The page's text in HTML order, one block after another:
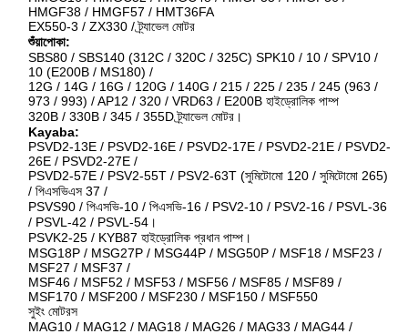
HMGF38 / HMGF57 / HMT36FA
EX550-3 / ZX330 / ট্র্যাভেল মোটর
শুঁয়াপোকা:
SBS80 / SBS140 (312C / 320C / 325C) SPK10 / 10 / SPV10 /
10 (E200B / MS180) /
12G / 14G / 16G / 120G / 140G / 215 / 225 / 235 / 245 (963 /
973 / 993) / AP12 / 320 / VRD63 / E200B হাইড্রোলিক পাম্প
320B / 330B / 345 / 355D ট্র্যাভেল মোটর।
Kayaba:
PSVD2-13E / PSVD2-16E / PSVD2-17E / PSVD2-21E / PSVD2-
26E / PSVD2-27E /
PSVD2-57E / PSV2-55T / PSV2-63T (সুমিটোমো 120 / সুমিটোমো 265)
/ পিএসভিএস 37 /
PSVS90 / পিএসভি-10 / পিএসভি-16 / PSV2-10 / PSV2-16 / PSVL-36
/ PSVL-42 / PSVL-54।
PSVK2-25 / KYB87 হাইড্রোলিক প্রধান পাম্প।
MSG18P / MSG27P / MSG44P / MSG50P / MSF18 / MSF23 /
MSF27 / MSF37 /
MSF46 / MSF52 / MSF53 / MSF56 / MSF85 / MSF89 /
MSF170 / MSF200 / MSF230 / MSF150 / MSF550
সুইং মোটরস
MAG10 / MAG12 / MAG18 / MAG26 / MAG33 / MAG44 /